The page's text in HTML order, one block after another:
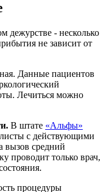
дежурстве - несколько
не зависит от
Данные пациентов
Лечиться можно
В штате «Альфы»
с действующими
вызов средний
проводит только врач,
процедуры